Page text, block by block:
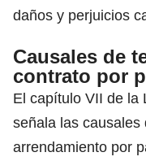
daños y perjuicios
Causales de
contrato por
El capítulo VII de la
señala las causales
arrendamiento por